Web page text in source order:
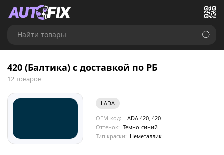
Найти товары
420 (Балтика) с доставкой по РБ
12 товаров
LADA
OEM-код: LADA 420, 420
Оттенок: Темно-синий
Тип краски: Неметаллик